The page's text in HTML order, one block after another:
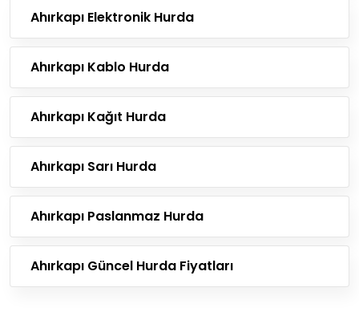
Ahırkapı Elektronik Hurda
Ahırkapı Kablo Hurda
Ahırkapı Kağıt Hurda
Ahırkapı Sarı Hurda
Ahırkapı Paslanmaz Hurda
Ahırkapı Güncel Hurda Fiyatları